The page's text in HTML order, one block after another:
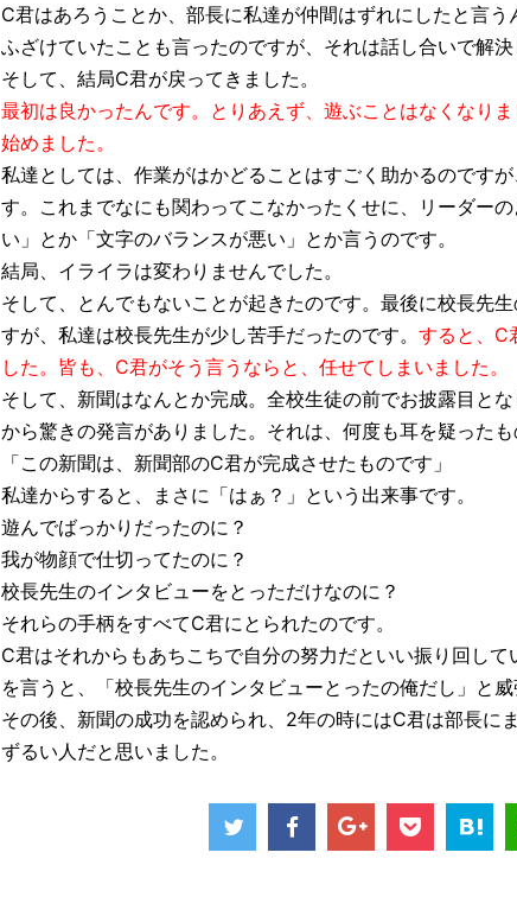
C君はあろうことか、部長に私達が仲間はずれにしたと言
ふざけていたことも言ったのですが、それは話し合いで解決
そして、結局C君が戻ってきました。
最初は良かったんです。とりあえず、遊ぶことはなくなり
始めました。
私達としては、作業がはかどることはすごく助かるのです
す。これまでなにも関わってこなかったくせに、リーダー
い」とか「文字のバランスが悪い」とか言うのです。
結局、イライラは変わりませんでした。
そして、とんでもないことが起きたのです。最後に校長先
すが、私達は校長先生が少し苦手だったのです。 すると、C
した。皆も、C君がそう言うならと、任せてしまいました。
そして、新聞はなんとか完成。全校生徒の前でお披露目と
から驚きの発言がありました。それは、何度も耳を疑ったも
「この新聞は、新聞部のC君が完成させたものです」
私達からすると、まさに「はぁ？」という出来事です。
遊んでばっかりだったのに？
我が物顔で仕切ってたのに？
校長先生のインタビューをとっただけなのに？
それらの手柄をすべてC君にとられたのです。
C君はそれからもあちこちで自分の努力だといい振り回し
を言うと、「校長先生のインタビューとったの俺だし」と威
その後、新聞の成功を認められ、2年の時にはC君は部長に
ずるい人だと思いました。